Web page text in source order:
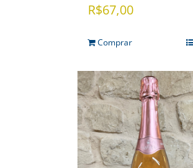
R$67,00
Comprar